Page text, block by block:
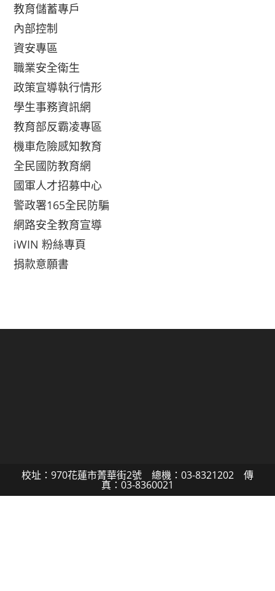
教育儲蓄專戶
內部控制
資安專區
職業安全衛生
政策宣導執行情形
學生事務資訊網
教育部反霸凌專區
機車危險感知教育
全民國防教育網
國軍人才招募中心
警政署165全民防騙
網路安全教育宣導
iWIN 粉絲專頁
捐款意願書
校址：970花蓮市菁華街2號 總機：03-8321202 傳
真：03-8360021